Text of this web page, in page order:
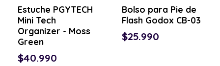
Estuche PGYTECH
Mini Tech
Organizer - Moss
Green
$40.990
Bolso para Pie de
Flash Godox CB-03
$25.990